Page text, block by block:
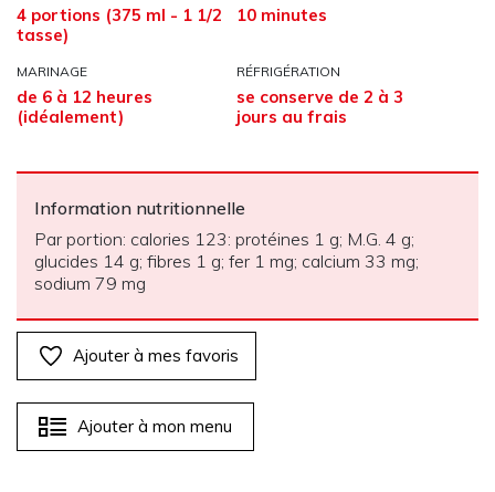
4 portions (375 ml - 1 1/2
tasse)
10 minutes
MARINAGE
de 6 à 12 heures
(idéalement)
RÉFRIGÉRATION
se conserve de 2 à 3
jours au frais
Information nutritionnelle
Par portion: calories 123: protéines 1 g; M.G. 4 g;
glucides 14 g; fibres 1 g; fer 1 mg; calcium 33 mg;
sodium 79 mg
Ajouter à mes favoris
Ajouter à mon menu